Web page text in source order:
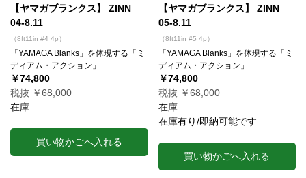
【ヤマガブランクス】 ZINN
04-8.11
（8ft11in #4 4p）
「YAMAGA Blanks」を体現する「ミ
ディアム・アクション」
￥74,800
税抜 ￥68,000
在庫
買い物かごへ入れる
【ヤマガブランクス】 ZINN
05-8.11
（8ft11in #5 4p）
「YAMAGA Blanks」を体現する「ミ
ディアム・アクション」
￥74,800
税抜 ￥68,000
在庫
在庫有り/即納可能です
買い物かごへ入れる